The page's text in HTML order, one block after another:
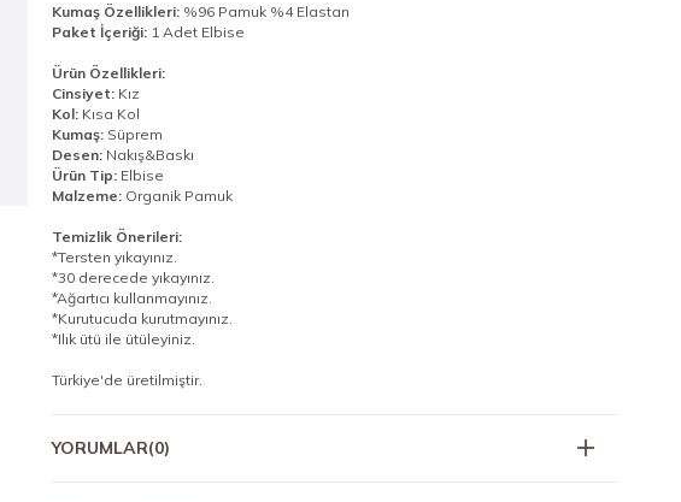
Kumaş Özellikleri: %96 Pamuk %4 Elastan
Paket İçeriği: 1 Adet Elbise
Ürün Özellikleri:
Cinsiyet: Kız
Kol: Kısa Kol
Kumaş: Süprem
Desen: Nakış&Baskı
Ürün Tip: Elbise
Malzeme: Organik Pamuk
Temizlik Önerileri:
*Tersten yıkayınız.
*30 derecede yıkayınız.
*Ağartıcı kullanmayınız.
*Kurutucuda kurutmayınız.
*Ilık ütü ile ütüleyiniz.
Türkiye'de üretilmiştir.
YORUMLAR(0)